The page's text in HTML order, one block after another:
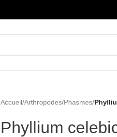
Accueil/Arthropodes/Phasmes/
Phyllium